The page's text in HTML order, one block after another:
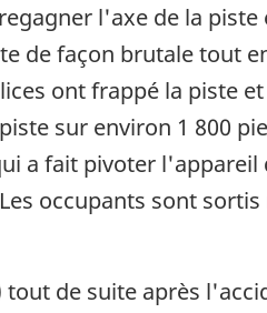
l'axe de la piste
de façon brutale tout
ont frappé la piste
sur environ 1 800
a fait pivoter
occupants sont
de suite après